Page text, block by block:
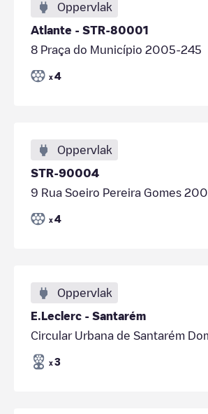
Oppervlak
Atlante - STR-80001
8 Praça do Município 2005-245
x 4
Oppervlak
STR-90004
9 Rua Soeiro Pereira Gomes
x 4
Oppervlak
E.Leclerc - Santarém
Circular Urbana de Santarém
x 3